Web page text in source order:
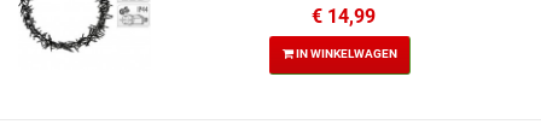
€ 14,99
IN WINKELWAGEN